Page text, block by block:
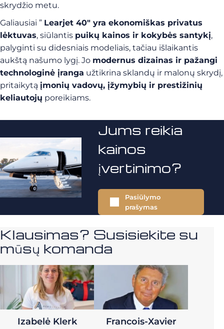
skrydžio metu.
Galiausiai ” Learjet 40″ yra ekonomiškas privatus
lėktuvas, siūlantis puikų kainos ir kokybės santykį,
palyginti su didesniais modeliais, tačiau išlaikantis
aukštą našumo lygį. Jo modernus dizainas ir pažangi
technologinė įranga užtikrina sklandų ir malonų skrydį,
pritaikytą įmonių vadovų, įžymybių ir prestižinių
keliautojų poreikiams.
Jums reikia
kainos
įvertinimo?
Pasiūlymo
prašymas
Klausimas? Susisiekite su
mūsų komanda
Izabelė Klerk
Francois-Xavier